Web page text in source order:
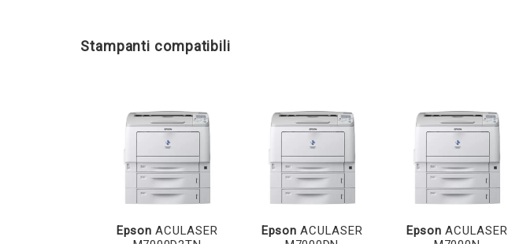
Stampanti compatibili
Epson ACULASER
Epson ACULASER
Epson ACULASER